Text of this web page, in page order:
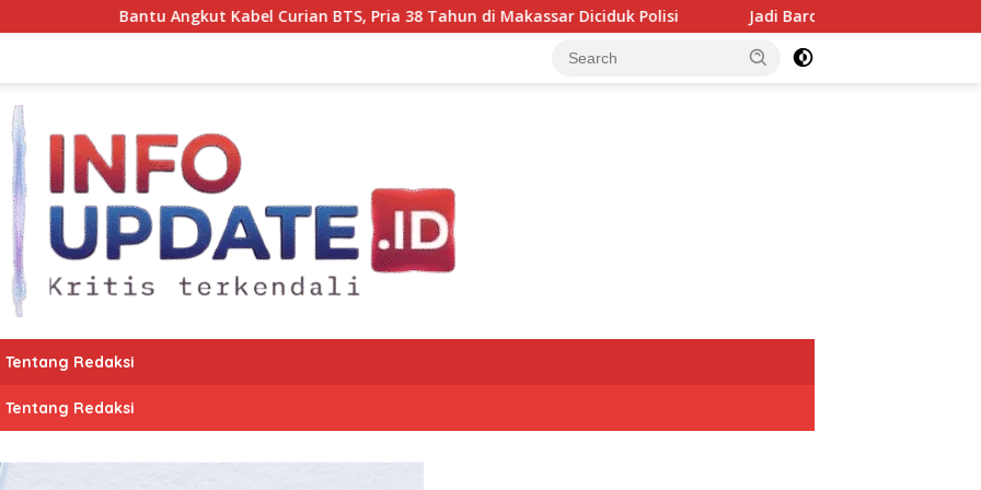
Angkut Kabel Curian BTS, Pria 38 Tahun di Makassar Diciduk Polisi Jadi Barometer, Perumda Parkir Makassar Diincar
Tentang Redaksi
Tentang Redaksi